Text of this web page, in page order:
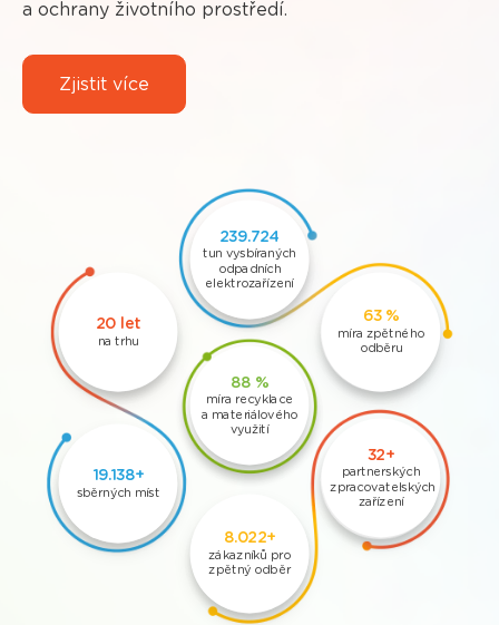
a ochrany životního prostředí.
Zjistit více
21 let
na trhu
21.834+
sběrných míst
299.703
tun vysbíraných
odpadních
elektrozařízení
92 %
míra recyklace
a materiálového
využití
10.907+
zákazníků pro
zpětný odběr
69 %
míra zpětného
odběru
36+
partnerských
zpracovatelských
zařízení